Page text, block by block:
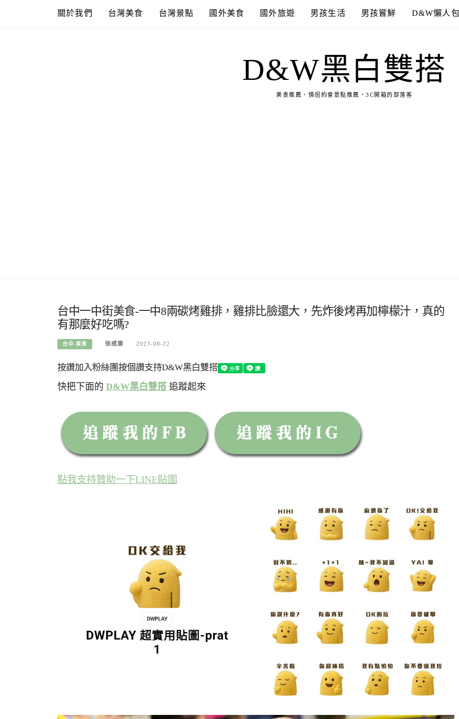
關於我們 台灣美食 台灣景點 國外美食 國外旅遊 男孩生活 男孩嘗鮮 D&W懶人
D&W黑白雙搭
美食推薦、情侶約會景點推薦、3C開箱的部落客
台中一中街美食-一中8兩碳烤雞排，雞排比臉還大，先炸後烤再加檸檬汁，真的
有那麼好吃嗎?
台中-美食 徐威廉 2023-08-22
按讚加入粉絲團按個讚支持D&W黑白雙搭
快把下面的 D&W黑白雙搭 追蹤起來
點我支持贊助一下LINE貼圖